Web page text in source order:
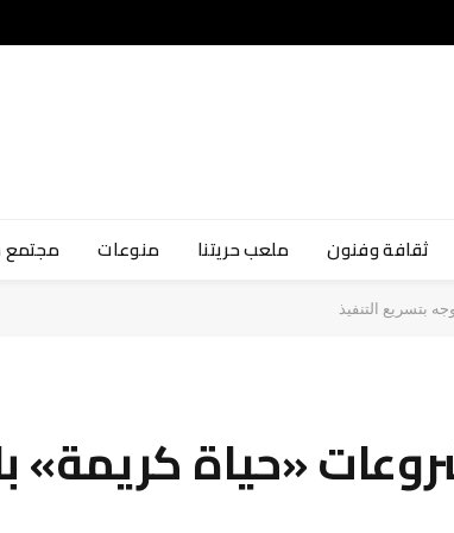
ثقافة وفنون ملعب حريتنا منوعات
بتسريع التنفيذ
«حياة كريمة»